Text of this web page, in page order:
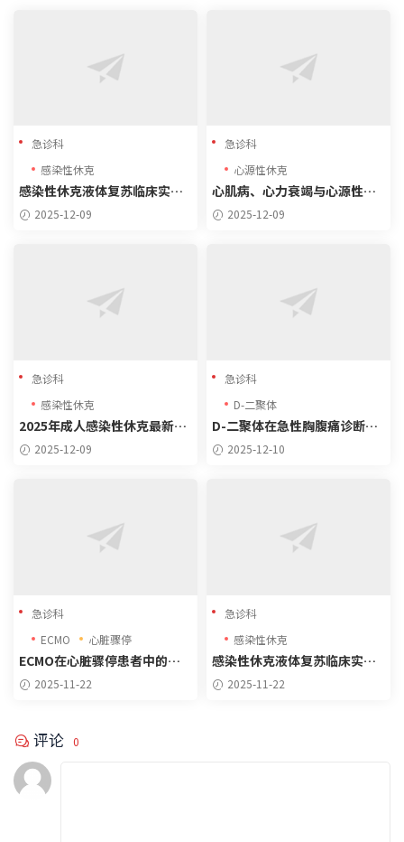
急诊科
感染性休克
感染性休克液体复苏临床实践
指南（2024-2025）
2025-12-09
急诊科
心源性休克
心肌病、心力衰竭与心源性休
克的诊疗精要与危重病例分析
2025-12-09
急诊科
感染性休克
2025年成人感染性休克最新指
南解读与病例分析
2025-12-09
急诊科
D-二聚体
D-二聚体在急性胸腹痛诊断中
的意义与防漏诊策略
2025-12-10
急诊科
ECMO
心脏骤停
ECMO在心脏骤停患者中的应
用指征
2025-11-22
急诊科
感染性休克
感染性休克液体复苏临床实践
指南（2024-2025）
2025-11-22
评论 0